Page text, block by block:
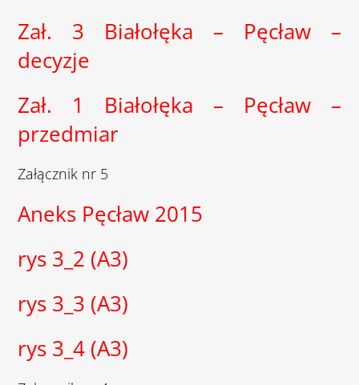
Zał. 3 Białołęka – Pęcław –
decyzje
Zał. 1 Białołęka – Pęcław –
przedmiar
Załącznik nr 5
Aneks Pęcław 2015
rys 3_2 (A3)
rys 3_3 (A3)
rys 3_4 (A3)